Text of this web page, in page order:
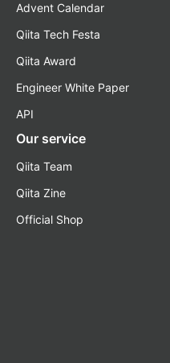
Advent Calendar
Qiita Tech Festa
Qiita Award
Engineer White Paper
API
Our service
Qiita Team
Qiita Zine
Official Shop